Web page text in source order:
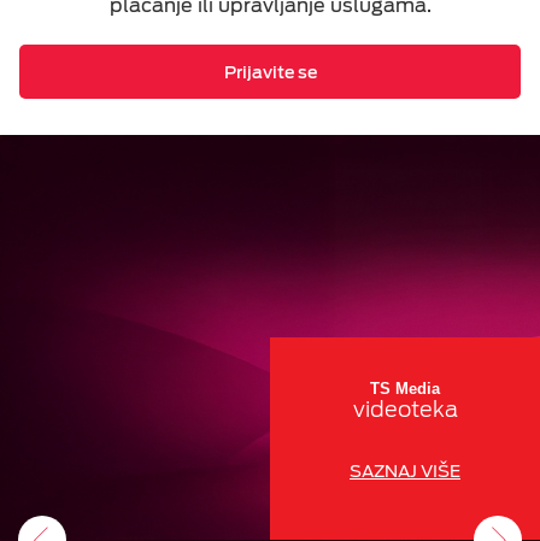
plaćanje ili upravljanje uslugama.
Prijavite se
TS Media
videoteka
SAZNAJ VIŠE